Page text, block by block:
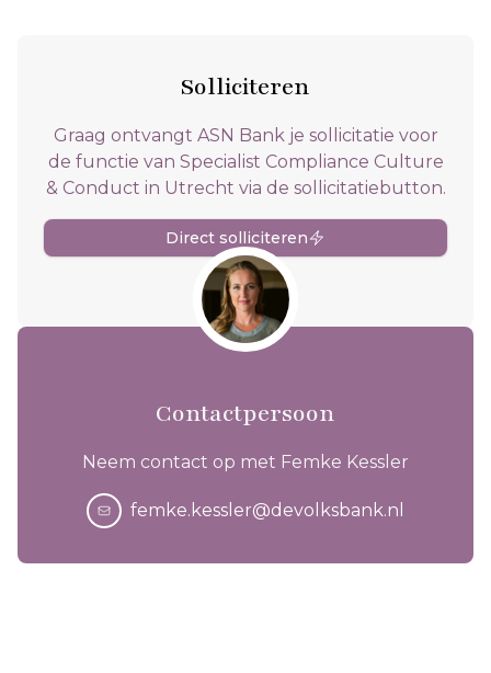
Solliciteren
Graag ontvangt ASN Bank je sollicitatie voor
de functie van Specialist Compliance Culture
& Conduct in Utrecht via de sollicitatiebutton.
Direct solliciteren
Contactpersoon
Neem contact op met Femke Kessler
femke.kessler@devolksbank.nl